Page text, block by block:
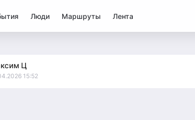
Люди Маршруты Лента
Ц
15:52